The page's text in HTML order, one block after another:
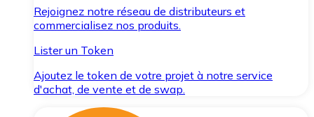
Rejoignez notre réseau de distributeurs et
commercialisez nos produits.
Lister un Token
Ajoutez le token de votre projet à notre service
d'achat, de vente et de swap.